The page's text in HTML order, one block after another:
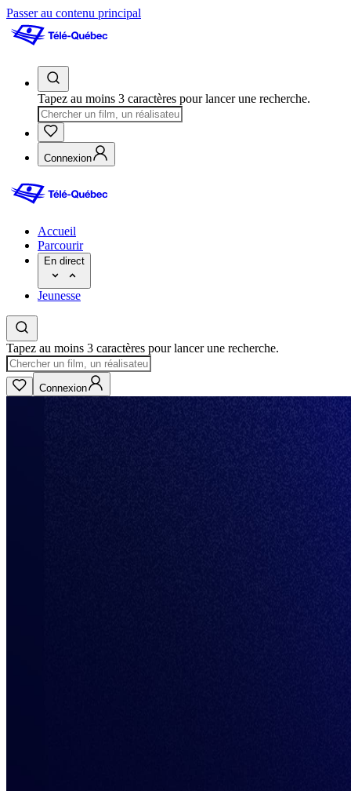
Passer au contenu principal
Tapez au moins 3 caractères pour lancer une recherche.
Connexion
Accueil
Parcourir
En direct
Jeunesse
Tapez au moins 3 caractères pour lancer une recherche.
Connexion